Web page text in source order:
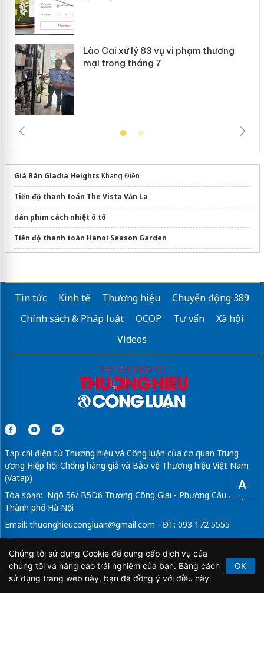
A
Lào Cai xử lý 83 vụ vi phạm thương
mại trong tháng 7
Giá Bán Gladia Heights Khang Điền
Tiến độ thanh toán The Vista Văn La
dán phim cách nhiệt ô tô
Tiến độ thanh toán Hanoi Season Garden
One Era– Thành phố vạn tiềm năng!
Thông tin dự ánThe Emerald BoulevardQuốc Lộ 13
Tin tức Kinh tế Thương hiệu
Chuyển động 389
Chính sách & Pháp luật
OCOP Tư vấn
Xã hội
Videos
Tạp chí điện tử Thương hiệu và Công luận của cơ quan Trung
ương Hiệp hội Chống hàng giả và Bảo vệ Thương hiệu Việt Nam
(Vatap)
Tòa soạn: Ngõ 56/ B5D6 Trương Công Giai - Phường Cầu Giấy -
Thành phố Hà Nội
Email: thuonghieucongluan@gmail.com - ĐT: 093 172 5555
Tổng Biên Tập: Vũ Đức Thuận
Giấy phép hoạt động báo chí điện tử số 64/GP-BTTTT do Bộ
Thông tin và Truyền thông cấp ngày 21/2/2020.
Chúng tôi sử dụng Cookie để cung cấp dịch vụ của
chúng tôi và nâng cao trải nghiệm của bạn. Bằng cách
sử dụng trang web này, bạn đã đồng ý với điều này.
OK